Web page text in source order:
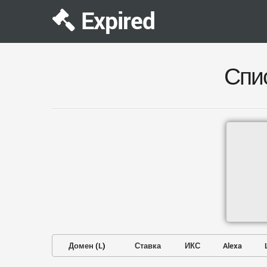
Expired
Домен (L) Ставка ИКС Alexa